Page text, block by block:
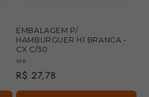
EMBALAGEM P/
HAMBURGUER H1 BRANCA -
CX C/50
Fornecedor:
WR
Preço
normal
R$ 27,78